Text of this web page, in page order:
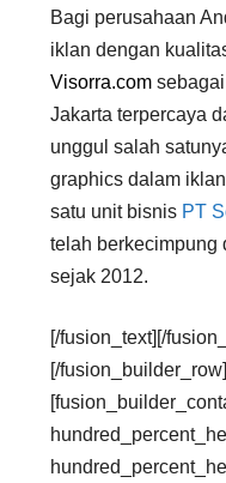
Bagi perusahaan
iklan dengan
Visorra.com
Jakarta terpercaya
unggul salah
graphics dalam
satu unit bisnis PT
telah berkecimpung
sejak 2012.
[/fusion_text][/
[/